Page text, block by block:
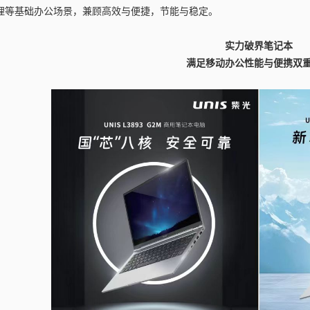
等基础办公场景，兼顾高效与便捷，节能与稳定。
实力破界笔记本
满足移动办公性能与便携双